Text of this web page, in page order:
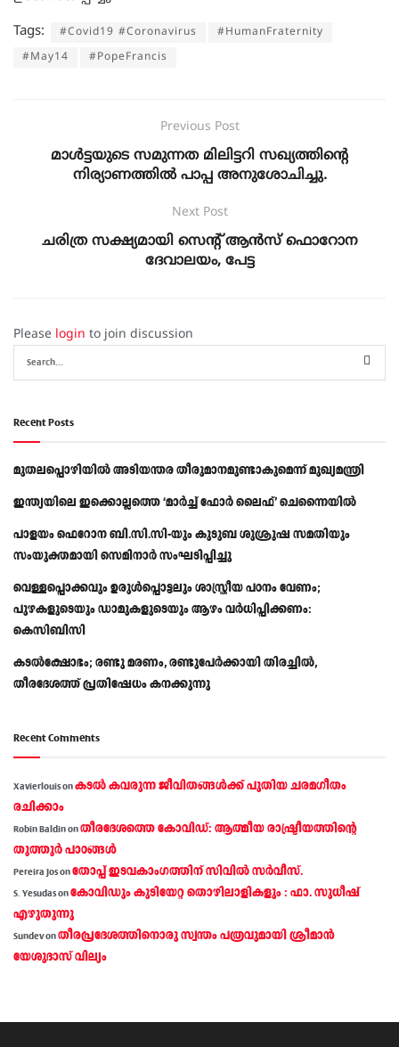
Tags: #Covid19 #Coronavirus
#HumanFraternity
#May14
#PopeFrancis
Previous Post
മാള്‍ട്ടയുടെ സമുന്നത മിലിട്ടറി സഖ്യത്തിന്‍റെ
നിര്യാണത്തിൽ പാപ്പ അനുശോചിച്ചു.
Next Post
ചരിത്ര സക്ഷ്യമായി സെൻ്റ് ആൻസ് ഫൊറോന
ദേവാലയം, പേട്ട
Please login to join discussion
Recent Posts
മുതലപ്പൊഴിയിൽ അടിയന്തര തീരുമാനമുണ്ടാകുമെന്ന് മുഖ്യമന്ത്രി
ഇന്ത്യയിലെ ഇക്കൊല്ലത്തെ ‘മാർച്ച് ഫോർ ലൈഫ്’ ചെന്നൈയിൽ
പാളയം ഫെറോന ബി.സി.സി-യും കുടുബ ശുശ്രൂഷ സമതിയും
സംയുക്തമായി സെമിനാർ സംഘടിപ്പിച്ചു
വെള്ളപ്പൊക്കവും ഉരുള്‍പ്പൊട്ടലും ശാസ്ത്രീയ പഠനം വേണം;
പുഴകളുടെയും ഡാമുകളുടെയും ആഴം വര്‍ധിപ്പിക്കണം:
കെസിബിസി
കടൽക്ഷോഭം; രണ്ടു മരണം, രണ്ടുപേർക്കായി തിരച്ചിൽ,
തീരദേശത്ത് പ്രതിഷേധം കനക്കുന്നു
Recent Comments
Xavierlouisonകടല്‍ കവരുന്ന ജീവിതങ്ങള്‍ക്ക് പുതിയ ചരമഗീതം
രചിക്കാം
Robin Baldinonതീരദേശത്തെ കോവിഡ്: ആത്മീയ രാഷ്ട്രീയത്തിന്റെ
തൂത്തൂര്‍ പാഠങ്ങൾ
Pereira Josonതോപ്പ് ഇടവകാംഗത്തിന് സിവിൽ സർവീസ്.
S. Yesudasonകോവിഡും കുടിയേറ്റ തൊഴിലാളികളും : ഫാ. സുധീഷ്
എഴുതുന്നു
Sundevonതീരപ്രദേശത്തിനൊരു സ്വന്തം പത്രവുമായി ശ്രീമാന്‍
യേശുദാസ് വില്യം